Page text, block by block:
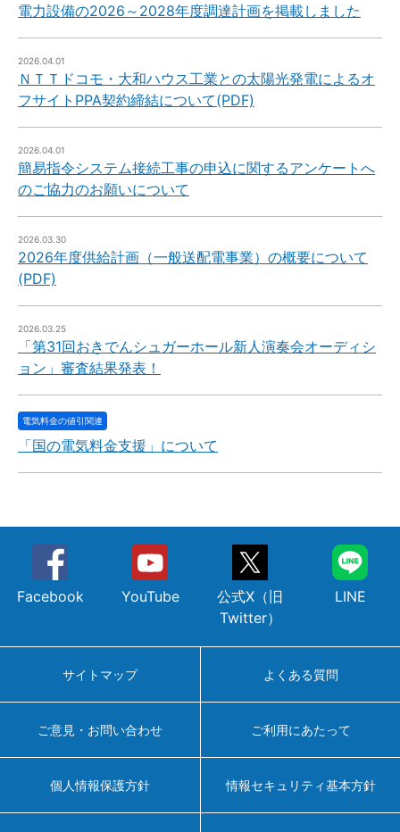
電力設備の2026～2028年度調達計画を掲載しました
2026.04.01
ＮＴＴドコモ・大和ハウス工業との太陽光発電によるオ
フサイトPPA契約締結について(PDF)
2026.04.01
簡易指令システム接続工事の申込に関するアンケートへ
のご協力のお願いについて
2026.03.30
2026年度供給計画（一般送配電事業）の概要について
(PDF)
2026.03.25
「第31回おきでんシュガーホール新人演奏会オーディシ
ョン」審査結果発表！
電気料金の値引関連
「国の電気料金支援」について
Facebook YouTube
公式X（旧
Twitter）
LINE
サイトマップ よくある質問
ご意見・お問い合わせ ご利用にあたって
個人情報保護方針 情報セキュリティ基本方針